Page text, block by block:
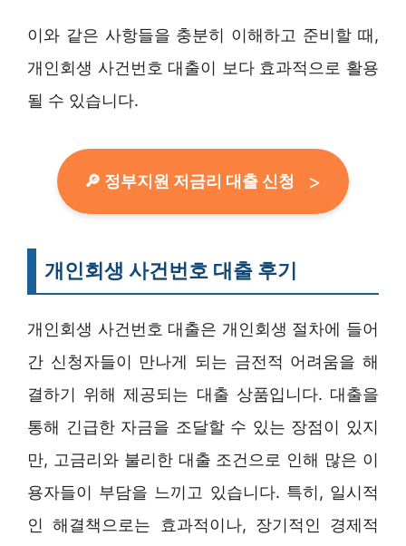
이와 같은 사항들을 충분히 이해하고 준비할 때,
개인회생 사건번호 대출이 보다 효과적으로 활용
될 수 있습니다.
🔎 정부지원 저금리 대출 신청
개인회생 사건번호 대출 후기
개인회생 사건번호 대출은 개인회생 절차에 들어
간 신청자들이 만나게 되는 금전적 어려움을 해
결하기 위해 제공되는 대출 상품입니다. 대출을
통해 긴급한 자금을 조달할 수 있는 장점이 있지
만, 고금리와 불리한 대출 조건으로 인해 많은 이
용자들이 부담을 느끼고 있습니다. 특히, 일시적
인 해결책으로는 효과적이나, 장기적인 경제적